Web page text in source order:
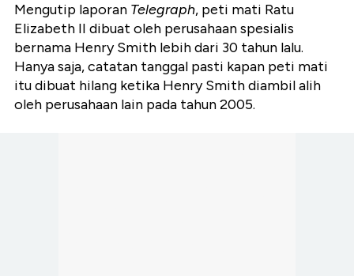
Mengutip laporan Telegraph, peti mati Ratu
Elizabeth II dibuat oleh perusahaan spesialis
bernama Henry Smith lebih dari 30 tahun lalu.
Hanya saja, catatan tanggal pasti kapan peti mati
itu dibuat hilang ketika Henry Smith diambil alih
oleh perusahaan lain pada tahun 2005.